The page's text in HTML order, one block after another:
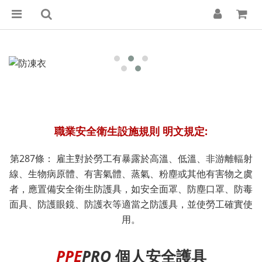
職業安全衛生設施規則 明文規定:
第287條： 雇主對於勞工有暴露於高溫、低溫、非游離輻射
線、生物病原體、有害氣體、蒸氣、粉塵或其他有害物之虞
者，應置備安全衛生防護具，如安全面罩、防塵口罩、防毒
面具、防護眼鏡、防護衣等適當之防護具，並使勞工確實使
用。
PPEPRO個人安全護具